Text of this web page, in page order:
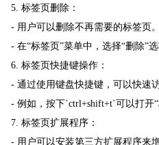
5. 标签页删除：
- 用户可以删除不再需要的标签页。
- 在“标签页”菜单中，选择“删除”
6. 标签页快捷键操作：
- 通过使用键盘快捷键，可以快速
- 例如，按下`ctrl+shift+t`可以打开“
7. 标签页扩展程序：
- 用户可以安装第三方扩展程序来